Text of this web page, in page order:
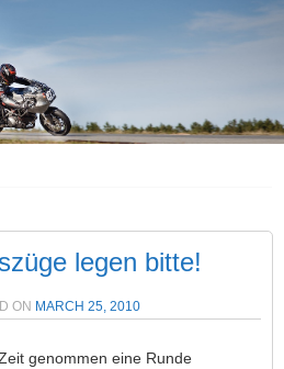
legen bitte!
ON MARCH 25, 2010
genommen eine Runde